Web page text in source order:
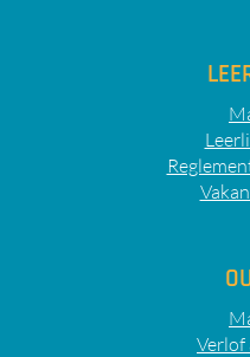
Verlof